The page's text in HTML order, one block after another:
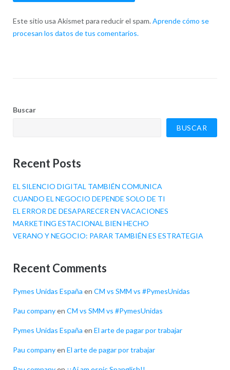
Este sitio usa Akismet para reducir el spam. Aprende cómo se
procesan los datos de tus comentarios.
Buscar
BUSCAR
Recent Posts
EL SILENCIO DIGITAL TAMBIÉN COMUNICA
CUANDO EL NEGOCIO DEPENDE SOLO DE TI
EL ERROR DE DESAPARECER EN VACACIONES
MARKETING ESTACIONAL BIEN HECHO
VERANO Y NEGOCIO: PARAR TAMBIÉN ES ESTRATEGIA
Recent Comments
Pymes Unidas España en CM vs SMM vs #PymesUnidas
Pau companyen CM vs SMM vs #PymesUnidas
Pymes Unidas España en El arte de pagar por trabajar
Pau companyen El arte de pagar por trabajar